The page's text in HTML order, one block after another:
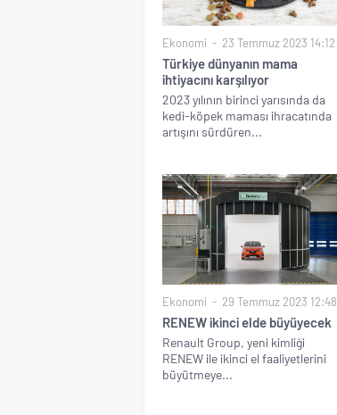
Ekonomi 23 Temmuz 2023 14:12
Türkiye dünyanın mama
ihtiyacını karşılıyor
2023 yılının birinci yarısında da
kedi-köpek maması ihracatında
artışını sürdüren...
Ekonomi 29 Temmuz 2023 12:48
RENEW ikinci elde büyüyecek
Renault Group, yeni kimliği
RENEW ile ikinci el faaliyetlerini
büyütmeye...